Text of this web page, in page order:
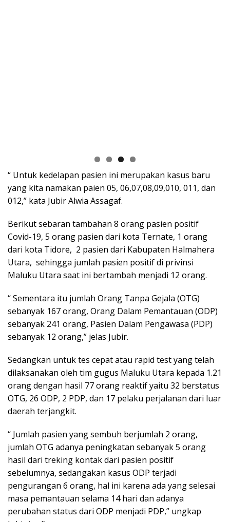
“ Untuk kedelapan pasien ini merupakan kasus baru
yang kita namakan paien 05, 06,07,08,09,010, 011, dan
012,” kata Jubir Alwia Assagaf.
Berikut sebaran tambahan 8 orang pasien positif
Covid-19, 5 orang pasien dari kota Ternate, 1 orang
dari kota Tidore, 2 pasien dari Kabupaten Halmahera
Utara, sehingga jumlah pasien positif di privinsi
Maluku Utara saat ini bertambah menjadi 12 orang.
“ Sementara itu jumlah Orang Tanpa Gejala (OTG)
sebanyak 167 orang, Orang Dalam Pemantauan (ODP)
sebanyak 241 orang, Pasien Dalam Pengawasa (PDP)
sebanyak 12 orang,” jelas Jubir.
Sedangkan untuk tes cepat atau rapid test yang telah
dilaksanakan oleh tim gugus Maluku Utara kepada 1.21
orang dengan hasil 77 orang reaktif yaitu 32 berstatus
OTG, 26 ODP, 2 PDP, dan 17 pelaku perjalanan dari luar
daerah terjangkit.
“ Jumlah pasien yang sembuh berjumlah 2 orang,
jumlah OTG adanya peningkatan sebanyak 5 orang
hasil dari treking kontak dari pasien positif
sebelumnya, sedangakan kasus ODP terjadi
pengurangan 6 orang, hal ini karena ada yang selesai
masa pemantauan selama 14 hari dan adanya
perubahan status dari ODP menjadi PDP,” ungkap